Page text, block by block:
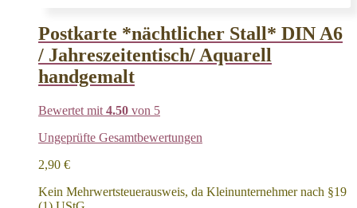
Postkarte *nächtlicher Stall* DIN A6
/ Jahreszeitentisch/ Aquarell
handgemalt
Bewertet mit 4.50 von 5
Ungeprüfte Gesamtbewertungen
2,90 €
Kein Mehrwertsteuerausweis, da Kleinunternehmer nach §19